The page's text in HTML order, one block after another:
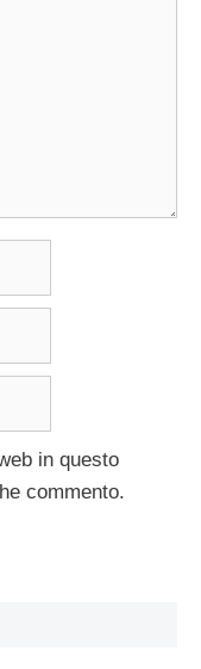
in questo
commento.